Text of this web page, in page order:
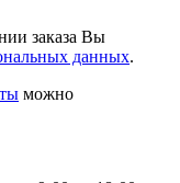
заказа Вы
данных.
можно